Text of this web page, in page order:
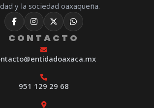
y la sociedad oaxaqueña.
CONTACTO
951 129 29 68